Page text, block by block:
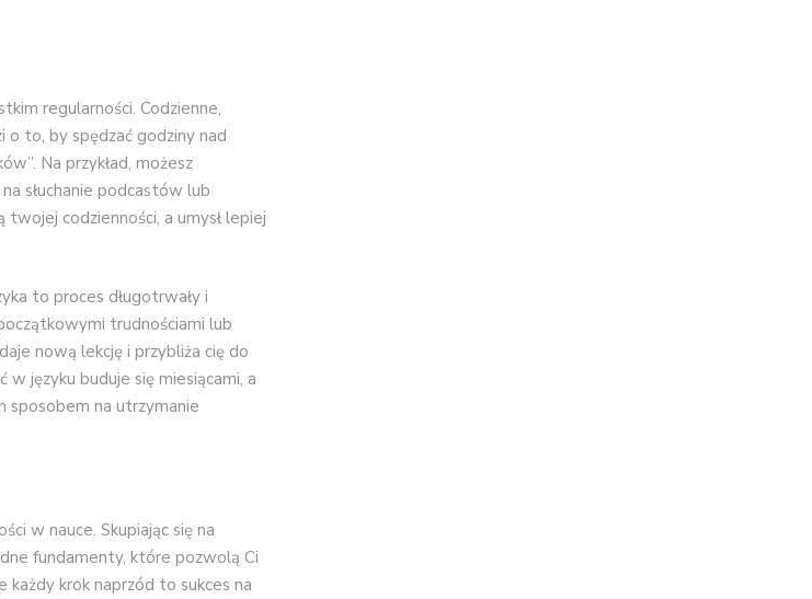
regularności. Codzienne,
o to, by spędzać godziny nad
Na przykład, możesz
słuchanie podcastów lub
codzienności, a umysł lepiej
to proces długotrwały i
trudnościami lub
nową lekcję i przybliża cię do
w języku buduje się miesiącami, a
sposobem na utrzymanie
w nauce. Skupiając się na
fundamenty, które pozwolą Ci
każdy krok naprzód to sukces na